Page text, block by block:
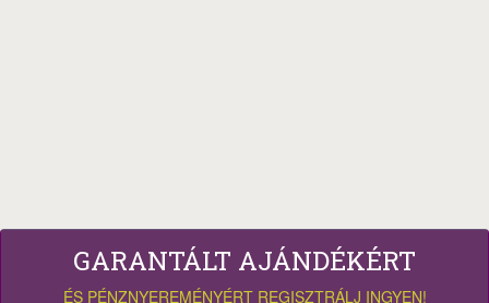
GARANTÁLT AJÁNDÉKÉRT
ÉS PÉNZNYEREMÉNYÉRT REGISZTRÁLJ INGYEN!